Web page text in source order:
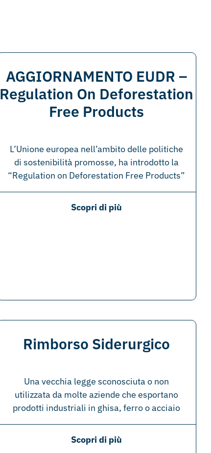
AGGIORNAMENTO EUDR –
Regulation On Deforestation
Free Products
L’Unione europea nell’ambito delle politiche
di sostenibilità promosse, ha introdotto la
“Regulation on Deforestation Free Products”
Scopri di più
Rimborso Siderurgico
Una vecchia legge sconosciuta o non
utilizzata da molte aziende che esportano
prodotti industriali in ghisa, ferro o acciaio
Scopri di più